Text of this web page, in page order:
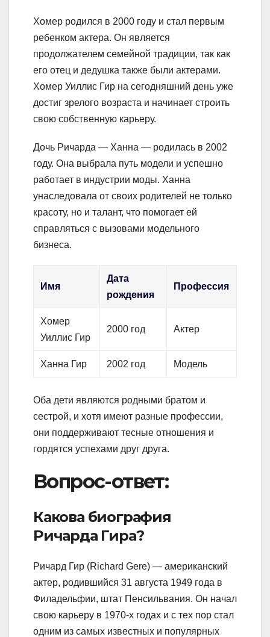
Хомер родился в 2000 году и стал первым
ребенком актера. Он является
продолжателем семейной традиции, так как
его отец и дедушка также были актерами.
Хомер Уиллис Гир на сегодняшний день уже
достиг зрелого возраста и начинает строить
свою собственную карьеру.
Дочь Ричарда — Ханна — родилась в 2002
году. Она выбрала путь модели и успешно
работает в индустрии моды. Ханна
унаследовала от своих родителей не только
красоту, но и талант, что помогает ей
справляться с вызовами модельного
бизнеса.
Имя
Дата
рождения
Профессия
Хомер
Уиллис Гир
2000 год Актер
Ханна Гир 2002 год Модель
Оба дети являются родными братом и
сестрой, и хотя имеют разные профессии,
они поддерживают тесные отношения и
гордятся успехами друг друга.
Вопрос-ответ:
Какова биография
Ричарда Гира?
Ричард Гир (Richard Gere) — американский
актер, родившийся 31 августа 1949 года в
Филадельфии, штат Пенсильвания. Он начал
свою карьеру в 1970-х годах и с тех пор стал
одним из самых известных и популярных